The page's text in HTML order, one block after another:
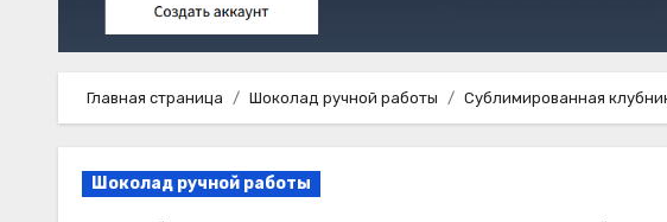
Главная страница Шоколад ручной работы Сублимированная
Шоколад ручной работы